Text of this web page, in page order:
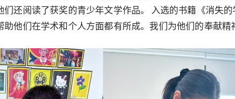
们还阅读了获奖的青少年文学作品。 入选的书籍《消失
他们在学术和个人方面都有所成。我们为他们的奉献精